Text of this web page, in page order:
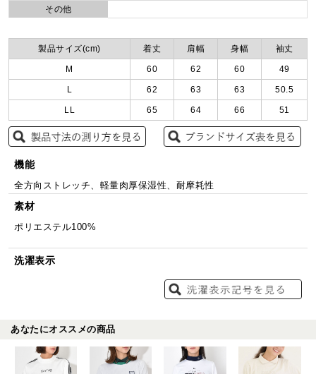
その他
製品サイズ(cm) 着丈 肩幅 身幅 袖丈
M 60 62 60 49
L 62 63 63 50.5
LL 65 64 66 51
機能
全方向ストレッチ、軽量肉厚保湿性、耐摩耗性
素材
ポリエステル100%
洗濯表示
あなたにオススメの商品